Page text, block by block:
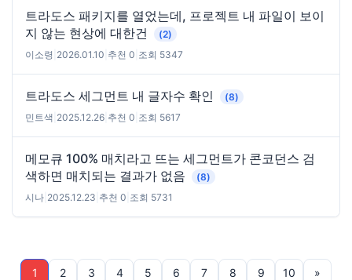
트라도스 패키지를 열었는데, 프로젝트 내 파일이 보이
지 않는 현상에 대한건
(2)
이소령 2026.01.10 추천 0 조회 5347
트라도스 세그먼트 내 글자수 확인
(8)
민트색 2025.12.26 추천 0 조회 5617
메모큐 100% 매치라고 뜨는 세그먼트가 콘코던스 검
색하면 매치되는 결과가 없음
(8)
시나 2025.12.23 추천 0 조회 5731
1 2 3 4 5 6 7 8 9 10 »